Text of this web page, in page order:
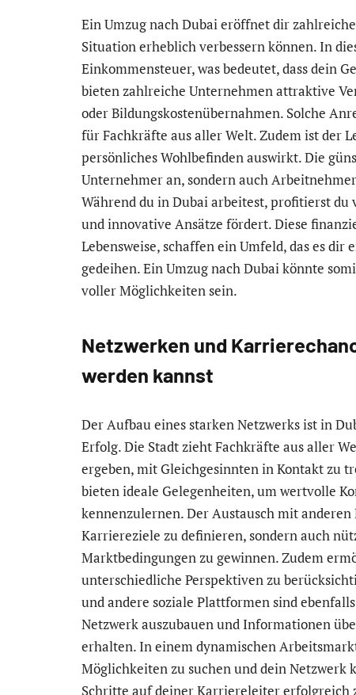
Ein Umzug nach Dubai eröffnet dir
Situation erheblich verbessern können. In
Einkommensteuer, was bedeutet, dass dein
bieten zahlreiche Unternehmen attraktive
oder Bildungskostenübernahmen. Solche
für Fachkräfte aus aller Welt. Zudem ist der
persönliches Wohlbefinden auswirkt. Die
Unternehmer an, sondern auch
Während du in Dubai arbeitest, profitierst
und innovative Ansätze fördert. Diese
Lebensweise, schaffen ein Umfeld, das es
gedeihen. Ein Umzug nach Dubai könnte
voller Möglichkeiten sein.
Netzwerken und
werden kannst
Der Aufbau eines starken Netzwerks ist in
Erfolg. Die Stadt zieht Fachkräfte aus aller
ergeben, mit Gleichgesinnten in Kontakt zu
bieten ideale Gelegenheiten, um wertvolle
kennenzulernen. Der Austausch mit
Karriereziele zu definieren, sondern auch
Marktbedingungen zu gewinnen. Zudem
unterschiedliche Perspektiven zu
und andere soziale Plattformen sind
Netzwerk auszubauen und Informationen
erhalten. In einem dynamischen
Möglichkeiten zu suchen und dein
Schritte auf deiner Karriereleiter erfolgreich